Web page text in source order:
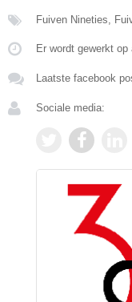
Fuiven Nineties,
Er wordt gewerkt op
Laatste facebook
Sociale media: